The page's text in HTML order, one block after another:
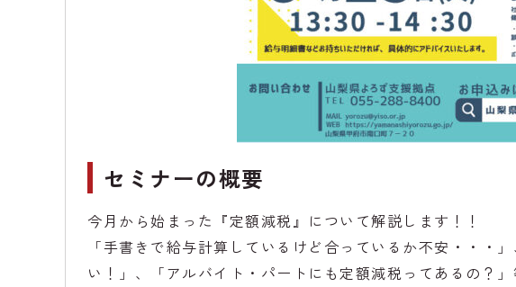
セミナーの概要
今月から始まった『定額減税』について解説します！！
「手書きで給与計算しているけど合っているか不安・・・
い！」、「アルバイト・パートにも定額減税ってあるの？